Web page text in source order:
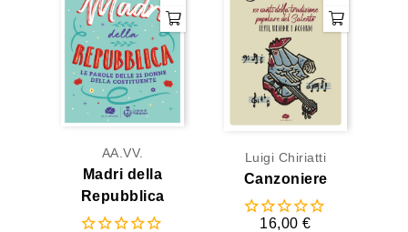
AA.VV.
Madri della
Repubblica
Luigi Chiriatti
Canzoniere
16,00 €